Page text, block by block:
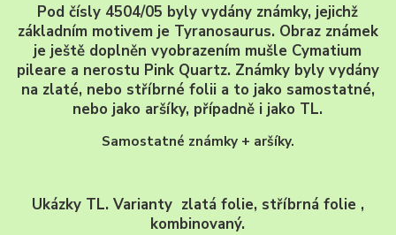
Pod čísly 4504/05 byly vydány známky, jejichž
základním motivem je Tyranosaurus. Obraz známek
je ještě doplněn vyobrazením mušle Cymatium
pileare a nerostu Pink Quartz. Známky byly vydány
na zlaté, nebo stříbrné folii a to jako samostatné,
nebo jako aršíky, případně i jako TL.
Samostatné známky + aršíky.
Ukázky TL. Varianty zlatá folie, stříbrná folie ,
kombinovaný.